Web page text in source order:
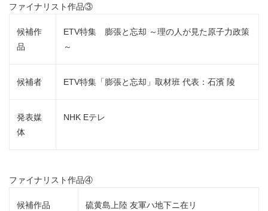
ファイナリスト作品③
候補作
品
ETV特集 膨張と忘却 ～理の人が見た原子力政策
～
候補者 ETV特集「膨張と忘却」取材班 代表：石濱 陵
発表媒
体
NHK Eテレ
ファイナリスト作品④
候補作品 硫黄島上陸 友軍ハ地下ニ在リ